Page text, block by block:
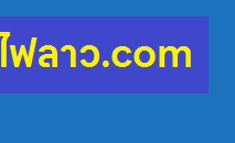
จีน